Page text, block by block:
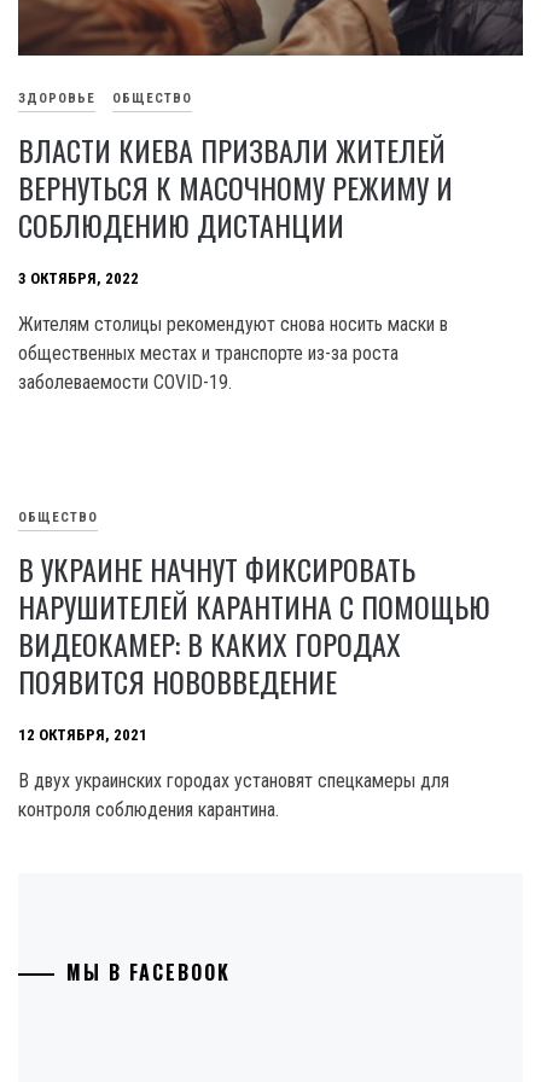
ЗДОРОВЬЕ ОБЩЕСТВО
ВЛАСТИ КИЕВА ПРИЗВАЛИ ЖИТЕЛЕЙ
ВЕРНУТЬСЯ К МАСОЧНОМУ РЕЖИМУ И
СОБЛЮДЕНИЮ ДИСТАНЦИИ
3 ОКТЯБРЯ, 2022
Жителям столицы рекомендуют снова носить маски в
общественных местах и транспорте из-за роста
заболеваемости COVID-19.
ОБЩЕСТВО
В УКРАИНЕ НАЧНУТ ФИКСИРОВАТЬ
НАРУШИТЕЛЕЙ КАРАНТИНА С ПОМОЩЬЮ
ВИДЕОКАМЕР: В КАКИХ ГОРОДАХ
ПОЯВИТСЯ НОВОВВЕДЕНИЕ
12 ОКТЯБРЯ, 2021
В двух украинских городах установят спецкамеры для
контроля соблюдения карантина.
МЫ В FACEBOOK